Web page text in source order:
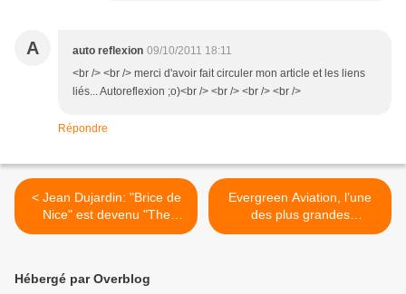
A auto reflexion 09/10/2011 18:11
<br /> <br /> merci d'avoir fait circuler mon article et les liens
liés... Autoreflexion ;o)<br /> <br /> <br /> <br />
Répondre
< Jean Dujardin: "Brice de
Nice" est devenu "The
Artist"
Evergreen Aviation, l’une
des plus grandes
compagnies aériennes,
Hébergé par Overblog